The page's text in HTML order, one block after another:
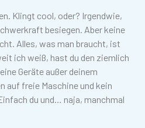
Klingt cool, oder? Irgendwie,
besiegen. Aber keine
Alles, was man braucht, ist
ich weiß, hast du den ziemlich
Geräte außer deinem
auf freie Maschine und kein
du und… naja, manchmal